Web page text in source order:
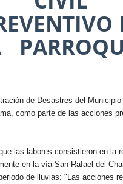
de Desastres del
como parte de las acciones
las labores consistieron en la
en la vía San Rafael del
de lluvias: "Las acciones